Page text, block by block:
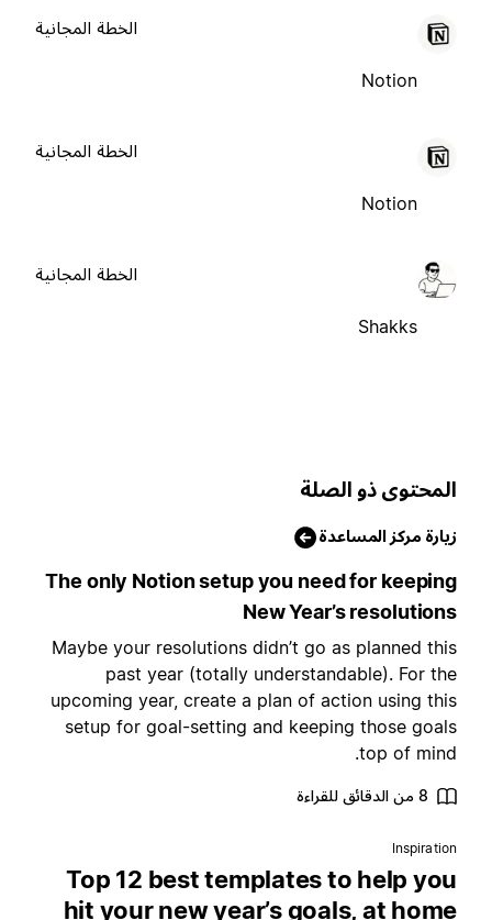
Notion
الخطة المجانية
Notion
الخطة المجانية
Shakks
الخطة المجانية
ذو الصلة
مركز المساعدة
The only Notion setup you need for
New Year’s
Maybe your resolutions didn’t go as planned
past year (totally understandable). For
upcoming year, create a plan of action using
setup for goal-setting and keeping those
top of
8 من الدقائق للقراءة
Top 12 best templates to help
hit your new year’s goals, at